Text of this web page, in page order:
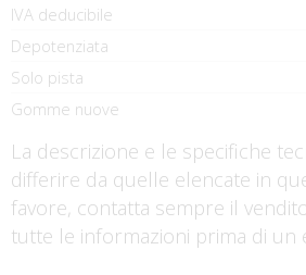
IVA deducibile
Depotenziata
Solo pista
Gomme nuove
La descrizione e le specifiche
differire da quelle elencate in
favore, contatta sempre il
tutte le informazioni prima di un